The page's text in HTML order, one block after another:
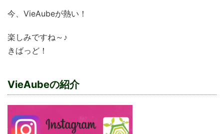
今、VieAubeが熱い！
楽しみですね～♪
きばっど！
VieAubeの紹介